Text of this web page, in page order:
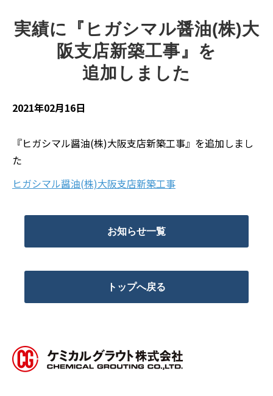
実績に『ヒガシマル醤油(株)大
阪支店新築工事』を
追加しました
2021年02月16日
『ヒガシマル醤油(株)大阪支店新築工事』を追加しまし
た
ヒガシマル醤油(株)大阪支店新築工事
お知らせ一覧
トップへ戻る